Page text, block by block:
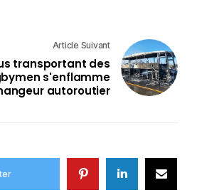
Article Suivant
transportant des
s'enflamme
autoroutier